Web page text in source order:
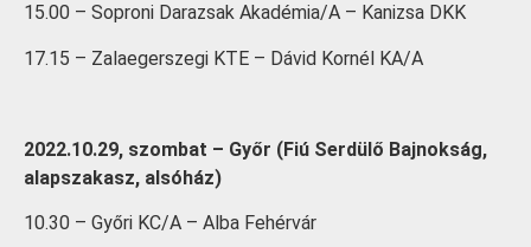
15.00 – Soproni Darazsak Akadémia/A – Kanizsa DKK
17.15 – Zalaegerszegi KTE – Dávid Kornél KA/A
2022.10.29, szombat – Győr (Fiú Serdülő Bajnokság,
alapszakasz, alsóház)
10.30 – Győri KC/A – Alba Fehérvár